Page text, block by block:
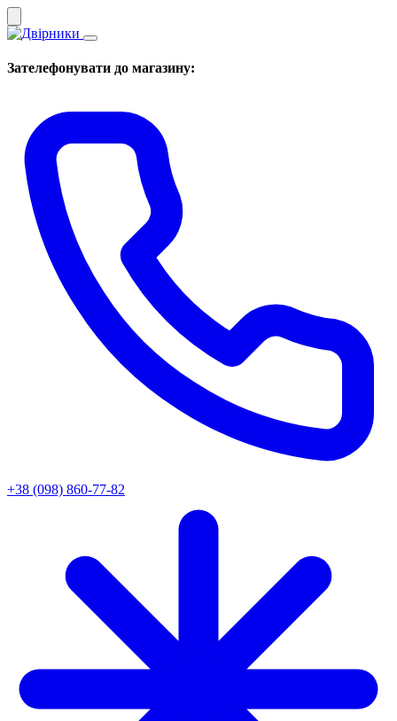
Зателефонувати до магазину:
+38 (098) 860-77-82